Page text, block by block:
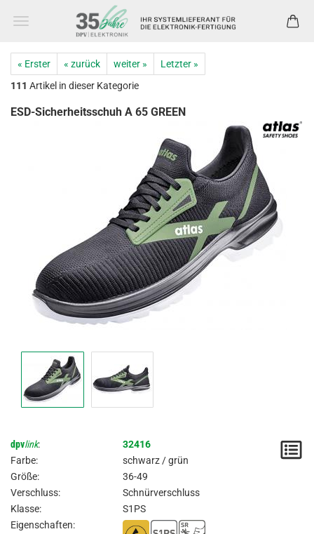
« Erster « zurück weiter »
Letzter »
111 Artikel in dieser Kategorie
ESD-Sicherheitsschuh A 65 GREEN
dpvlink:
32416
Farbe:
schwarz / grün
Größe:
36-49
Verschluss:
Schnürverschluss
Klasse:
S1PS
Eigenschaften: